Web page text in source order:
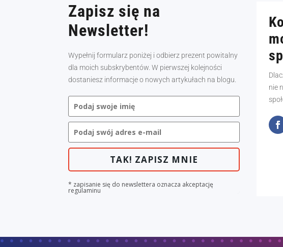
Zapisz się na
Newsletter!
Wypełnij formularz poniżej i odbierz prezent powitalny
dla moich subskrybentów. W pierwszej kolejności
dostaniesz informacje o nowych artykułach na blogu.
TAK! ZAPISZ MNIE
* zapisanie się do newslettera oznacza akceptację
regulaminu
nie